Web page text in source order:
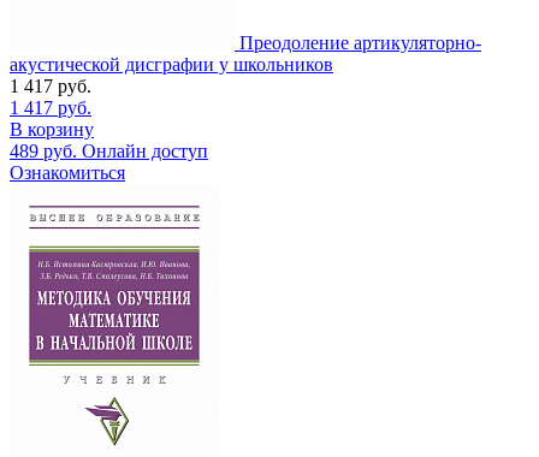
Преодоление артикуляторно-
акустической дисграфии у школьников
1 417 руб.
1 417 руб.
В корзину
489 руб. Онлайн доступ
Ознакомиться